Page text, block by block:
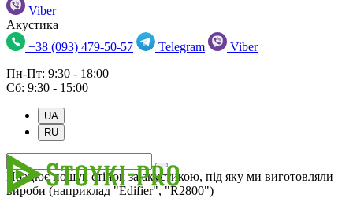
Viber
Акустика
+38 (093) 479-50-57
Telegram
Viber
Пн-Пт: 9:30 - 18:00
Сб: 9:30 - 15:00
UA
RU
Працює пошук стійок за акустикою, під яку ми виготовляли
вироби (наприклад "Edifier", "R2800")